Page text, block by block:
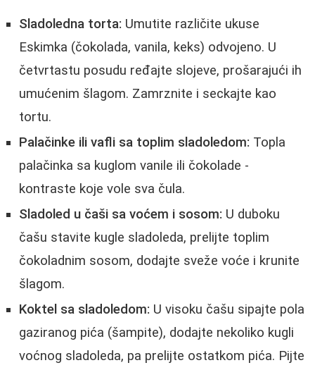
Sladoledna torta: Umutite različite ukuse
Eskimka (čokolada, vanila, keks) odvojeno. U
četvrtastu posudu ređajte slojeve, prošarajući ih
umućenim šlagom. Zamrznite i seckajte kao
tortu.
Palačinke ili vafli sa toplim sladoledom: Topla
palačinka sa kuglom vanile ili čokolade -
kontraste koje vole sva čula.
Sladoled u čaši sa voćem i sosom: U duboku
čašu stavite kugle sladoleda, prelijte toplim
čokoladnim sosom, dodajte sveže voće i krunite
šlagom.
Koktel sa sladoledom: U visoku čašu sipajte pola
gaziranog pića (šampite), dodajte nekoliko kugli
voćnog sladoleda, pa prelijte ostatkom pića. Pijte